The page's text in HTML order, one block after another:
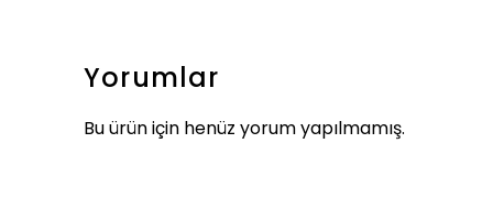
Yorumlar
Bu ürün için henüz yorum yapılmamış.